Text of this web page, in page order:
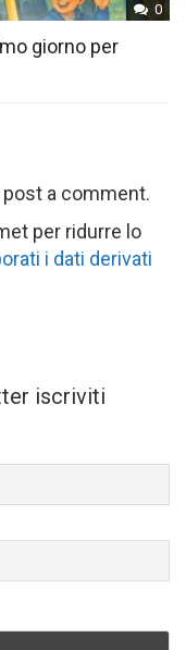
0
giorno per
a comment.
per ridurre lo
i dati derivati
iscriviti